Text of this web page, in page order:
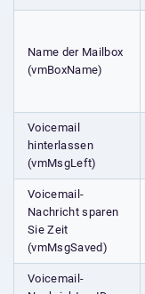
Name der Mailbox
(vmBoxName)
Voicemail
hinterlassen
(vmMsgLeft)
Voicemail-
Nachricht sparen
Sie Zeit
(vmMsgSaved)
Voicemail-